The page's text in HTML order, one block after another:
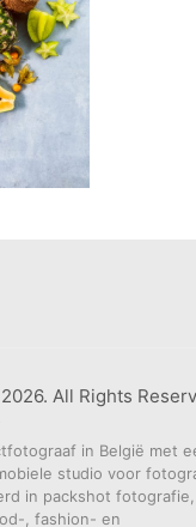
All Rights
in België met
studio voor
in packshot fotografie,
, fashion- en